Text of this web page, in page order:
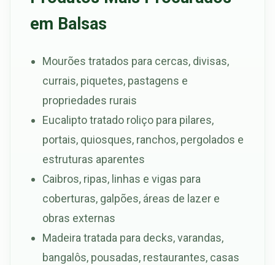
em Balsas
Mourões tratados para cercas, divisas,
currais, piquetes, pastagens e
propriedades rurais
Eucalipto tratado roliço para pilares,
portais, quiosques, ranchos, pergolados e
estruturas aparentes
Caibros, ripas, linhas e vigas para
coberturas, galpões, áreas de lazer e
obras externas
Madeira tratada para decks, varandas,
bangalôs, pousadas, restaurantes, casas